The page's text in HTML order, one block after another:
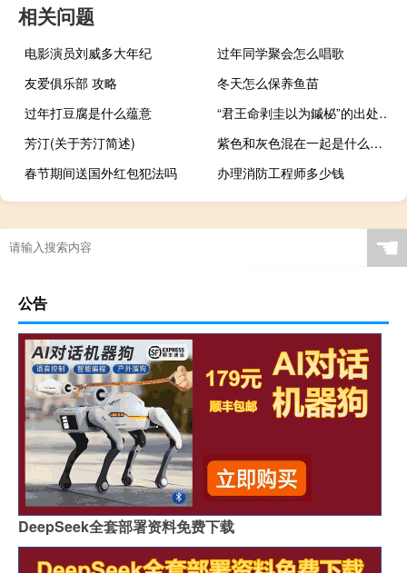
相关问题
电影演员刘威多大年纪
过年同学聚会怎么唱歌
友爱俱乐部 攻略
冬天怎么保养鱼苗
过年打豆腐是什么蕴意
“君王命剥圭以为鏚柲”的出处是哪里
芳汀(关于芳汀简述)
紫色和灰色混在一起是什么颜色
春节期间送国外红包犯法吗
办理消防工程师多少钱
☚
公告
DeepSeek全套部署资料免费下载